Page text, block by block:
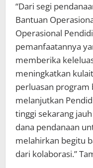
“Dari segi
Bantuan
Operasional
pemanfaatannya
memberika
meningkatkan
perluasan program
melanjutkan
tinggi sekarang
dana pendanaan
melahirkan begitu
dari kolaborasi.”